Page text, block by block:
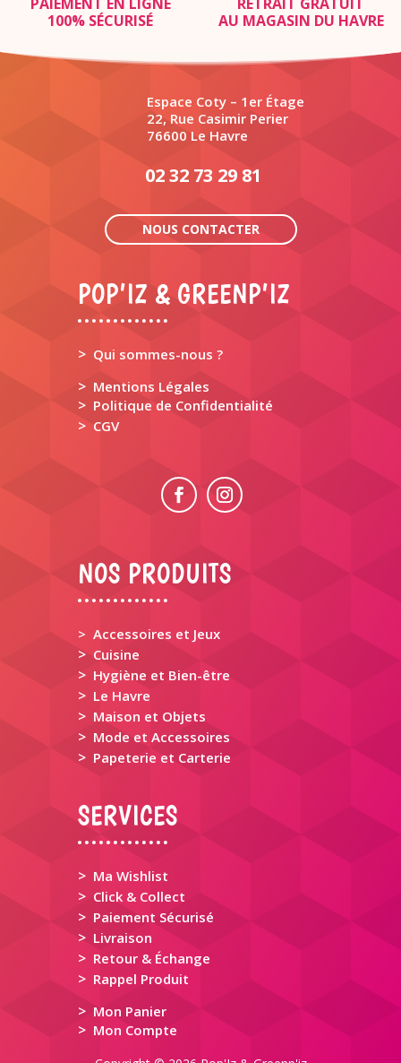
100% SÉCURISÉ
AU MAGASIN DU HAVRE
Espace Coty – 1er Étage
22, Rue Casimir Perier
76600 Le Havre
02 32 73 29 81
NOUS CONTACTER
POP’IZ & GREENP’IZ
> Qui sommes-nous ?
> Mentions Légales
> Politique de Confidentialité
> CGV
NOS PRODUITS
> Accessoires et Jeux
> Cuisine
> Hygiène et Bien-être
> Le Havre
> Maison et Objets
> Mode et Accessoires
> Papeterie et Carterie
SERVICES
> Ma Wishlist
> Click & Collect
> Paiement Sécurisé
> Livraison
> Retour & Échange
> Rappel Produit
> Mon Panier
> Mon Compte